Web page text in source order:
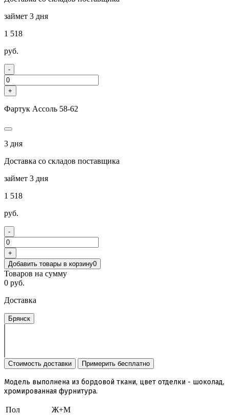
займет 3 дня
1 518
руб.
-
+
Фартук Ассоль 58-62
3 дня
Доставка со складов поставщика
займет 3 дня
1 518
руб.
-
+
Добавить товары в корзину0
Товаров на сумму
0 руб.
Доставка
Брянск
Стоимость доставки Примерить бесплатно
Модель выполнена из бордовой ткани, цвет отделки - шоколад,
хромированная фурнитура.
Пол
Ж+М